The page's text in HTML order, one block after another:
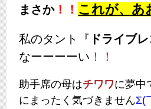
まさか！！ これが、あ
私のタント『 ドライブ
なーーーーい ！！
助手席の母はチワワに夢中
にまったく気づきませんΣ(